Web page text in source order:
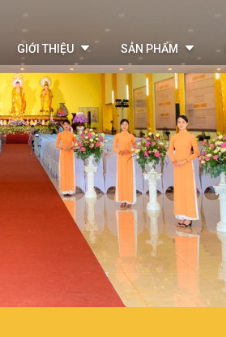
GIỚI THIỆU SẢN PHẨM